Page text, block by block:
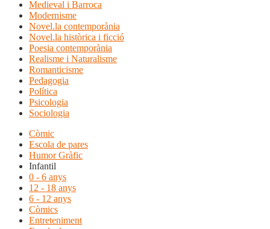
Medieval i Barroca
Modernisme
Novel.la contemporània
Novel.la històrica i ficció
Poesia contemporània
Realisme i Naturalisme
Romanticisme
Pedagogia
Política
Psicologia
Sociologia
Còmic
Escola de pares
Humor Gràfic
Infantil
0 - 6 anys
12 - 18 anys
6 - 12 anys
Còmics
Entreteniment